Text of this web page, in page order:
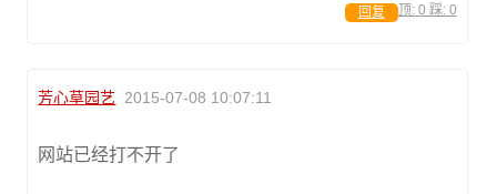
顶: 0 踩: 0
回复
芳心草园艺 2015-07-08 10:07:11
网站已经打不开了